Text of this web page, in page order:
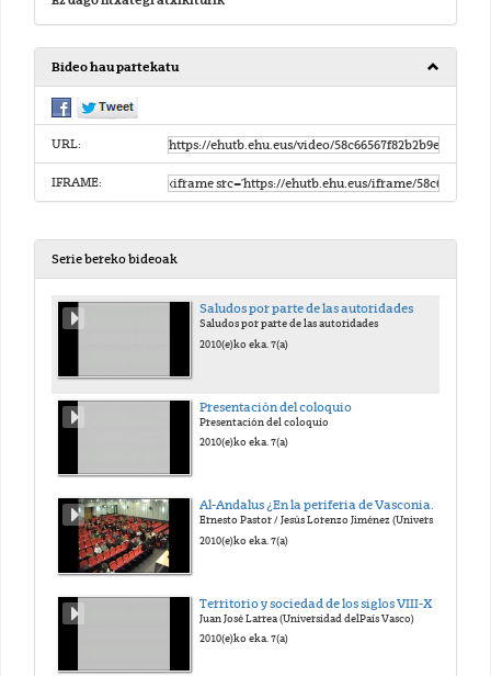
Bideo hau partekatu
URL:
IFRAME:
Serie bereko bideoak
Saludos por parte de las autoridades
Saludos por parte de las autoridades
2010(e)ko eka. 7(a)
Presentación del coloquio
Presentación del coloquio
2010(e)ko eka. 7(a)
Al-Andalus ¿En la periferia de Vasconia?:Sistemas de dominación de balad Bambaluna y de Alaba wal-l-Qilâ' en la octava centuria
Ernesto Pastor / Jesús Lorenzo Jiménez (Universidad del País Vasco)
2010(e)ko eka. 7(a)
Territorio y sociedad de los siglos VIII-X
Juan José Larrea (Universidad delPaís Vasco)
2010(e)ko eka. 7(a)